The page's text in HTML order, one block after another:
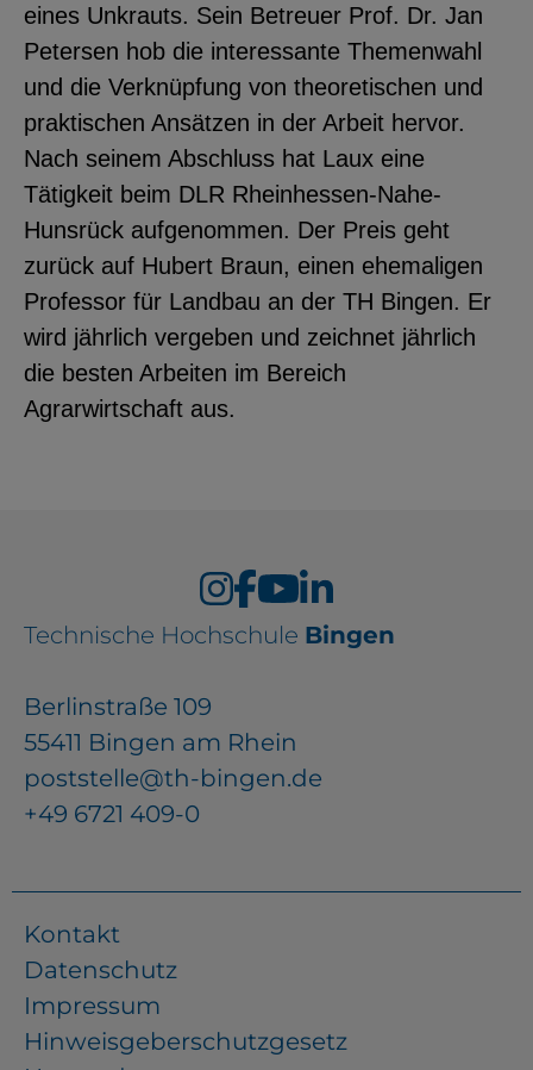
eines Unkrauts. Sein Betreuer Prof. Dr. Jan
Petersen hob die interessante Themenwahl
und die Verknüpfung von theoretischen und
praktischen Ansätzen in der Arbeit hervor.
Nach seinem Abschluss hat Laux eine
Tätigkeit beim DLR Rheinhessen-Nahe-
Hunsrück aufgenommen. Der Preis geht
zurück auf Hubert Braun, einen ehemaligen
Professor für Landbau an der TH Bingen. Er
wird jährlich vergeben und zeichnet jährlich
die besten Arbeiten im Bereich
Agrarwirtschaft aus.
Technische Hochschule Bingen
Berlinstraße 109
55411 Bingen am Rhein
poststelle@th-bingen.de
+49 6721 409-0
Kontakt
Datenschutz
Impressum
Hinweisgeberschutzgesetz
YouTube
ChatBot